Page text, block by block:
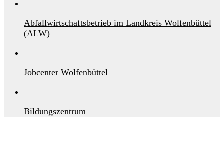
Abfallwirtschaftsbetrieb im Landkreis Wolfenbüttel
(ALW)
Jobcenter Wolfenbüttel
Bildungszentrum